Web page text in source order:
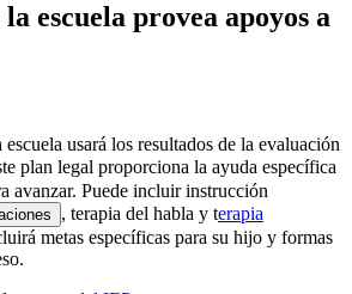
escuela provea apoyos a
usará los resultados de la evaluación
plan legal proporciona la ayuda específica
avanzar. Puede incluir instrucción
, terapia del habla y terapia
metas específicas para su hijo y formas